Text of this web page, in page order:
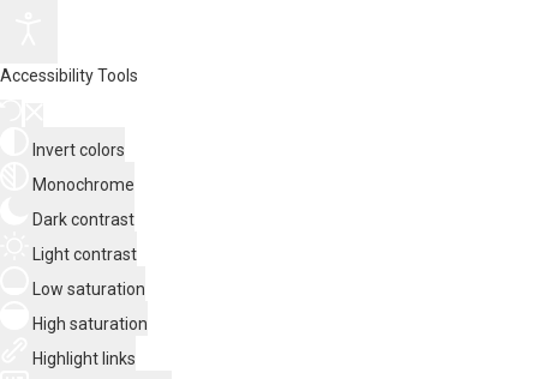
Accessibility Tools
Invert colors
Monochrome
Dark contrast
Light contrast
Low saturation
High saturation
Highlight links